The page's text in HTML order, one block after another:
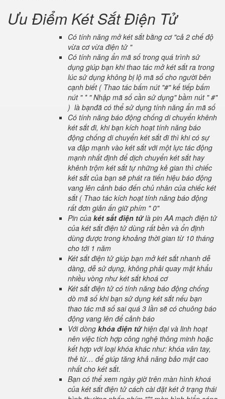
Ưu Điểm Két Sắt Điện Tử
Có tính năng mở két sắt bằng cơ "cả 2 chế độ
vừa cơ vừa điện tử "
Có tính năng ẩn mã số trong quá trình sử
dụng giúp bạn khi thao tác mở két sắt ra trong
lúc sử dụng không bị lộ mã số cho người bên
cạnh biết ( Thao tác bấm nút "#" kế tiếp bấm
nút " * " Nhập mã số cần sử dụng" bầm nút " #"
) là bạnđã có thể sử dụng tính năng ẩn mã số
Có tính năng báo động chống di chuyển khênh
két sắt đi, khi bạn kích hoạt tính năng báo
động chống di chuyển két sắt đi thì khi có sự
va đập mạnh vào két sắt với một lực tác động
mạnh nhất định để dịch chuyển két sắt hay
khênh trộm két sắt tự những kẻ gian thì chiếc
két sắt của bạn sẽ phát ra tiến hiệu báo động
vang lên cảnh báo đến chủ nhân của chiếc két
sắt ( Thao tác kích hoạt tính năng báo động
rất đơn giản ấn giữ phím " 0"
Pin của két sắt điện tửlà pin AA mạch điện tử
của két sắt điện tử dùng rất bền và ổn định
dùng được trong khoảng thời gian từ 10 tháng
cho tới 1 năm
Két sắt điện tử giúp bạn mở két sắt nhanh dễ
dàng, dễ sử dụng, không phải quay mật khẩu
nhiều vòng như két sắt khoá cơ
Két sắt điện tử có tính năng báo động chống
dò mã số khi bạn sử dụng két sắt nếu bạn
thao tác mã số sai quá 3 lần sẽ có chuông báo
động vang lên để cảnh báo
Với dòng khóa điện tửhiện đại và linh hoạt
nên việc tích hợp công nghệ thông minh hoặc
kết hợp với loại khóa khác như: khóa vân tay,
thẻ từ… để giúp tăng khả năng bảo mật cao
nhất cho két sắt.
Bạn có thể xem ngày giờ trên màn hình khoá
của két sắt điện tử cách cài đặt két ở trạng thái